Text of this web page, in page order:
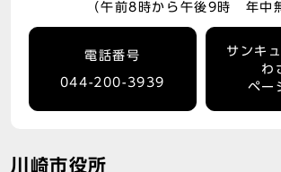
（午前8時から午後9時 年中
電話番号
044-200-3939
サンキ
わ
ペー
川崎市役所